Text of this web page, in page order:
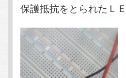
保護抵抗をとられたＬ